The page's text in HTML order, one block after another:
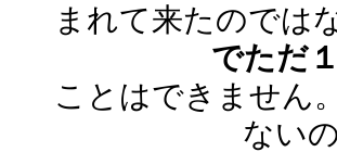
まれて来たのでは
でただ１人
ことはできません
ないので